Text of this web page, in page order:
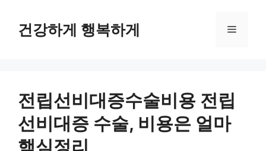
건강하게 행복하게 메
전립선비대증수술비용 전립
선비대증 수술, 비용은 얼마
핵심정리